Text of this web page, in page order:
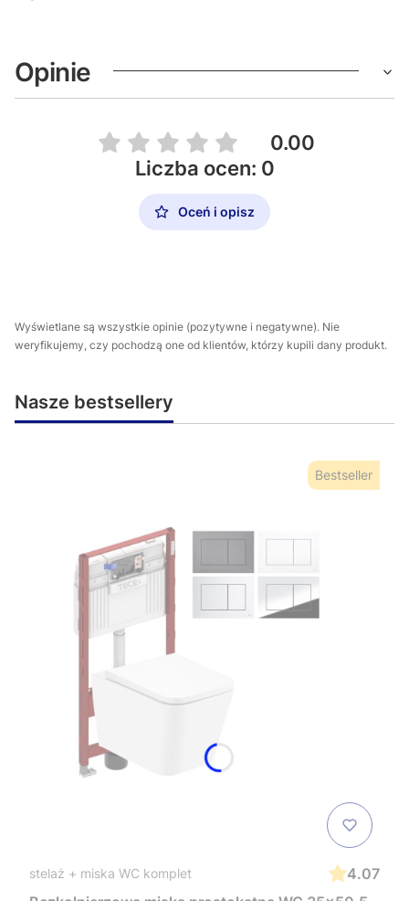
Opinie
0.00
Liczba ocen: 0
Oceń i opisz
Wyświetlane są wszystkie opinie (pozytywne i negatywne). Nie
weryfikujemy, czy pochodzą one od klientów, którzy kupili dany produkt.
Nasze bestsellery
Bestseller
stelaż + miska WC komplet
4.07